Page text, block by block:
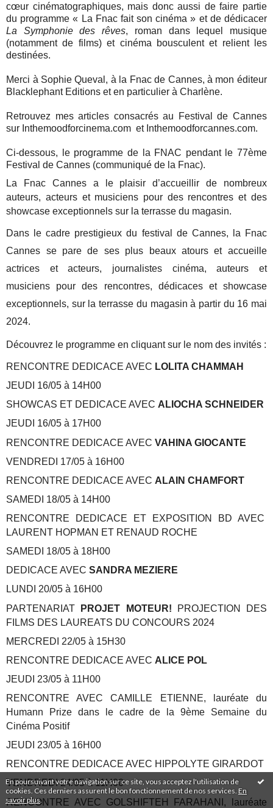
En poursuivant votre navigation sur ce site, vous acceptez l'utilisation de
cookies. Ces derniers assurent le bon fonctionnement de nos services. En
savoir plus.
cœur cinématographiques, mais donc aussi de faire partie
du programme « La Fnac fait son cinéma » et de dédicacer
La Symphonie des rêves, roman dans lequel musique
(notamment de films) et cinéma bousculent et relient les
destinées.
Merci à Sophie Queval, à la Fnac de Cannes, à mon éditeur
Blacklephant Editions et en particulier à Charlène.
Retrouvez mes articles consacrés au Festival de Cannes
sur Inthemoodforcinema.com et Inthemoodforcannes.com.
Ci-dessous, le programme de la FNAC pendant le 77ème
Festival de Cannes (communiqué de la Fnac).
La Fnac Cannes a le plaisir d’accueillir de nombreux
auteurs, acteurs et musiciens pour des rencontres et des
showcase exceptionnels sur la terrasse du magasin.
Dans le cadre prestigieux du festival de Cannes, la Fnac
Cannes se pare de ses plus beaux atours et accueille
actrices et acteurs, journalistes cinéma, auteurs et
musiciens pour des rencontres, dédicaces et showcase
exceptionnels, sur la terrasse du magasin à partir du 16 mai
2024.
Découvrez le programme en cliquant sur le nom des invités :
RENCONTRE DEDICACE AVEC LOLITA CHAMMAH
JEUDI 16/05 à 14H00
SHOWCAS ET DEDICACE AVEC ALIOCHA SCHNEIDER
JEUDI 16/05 à 17H00
RENCONTRE DEDICACE AVECVAHINA GIOCANTE
VENDREDI 17/05 à 16H00
RENCONTRE DEDICACE AVEC ALAIN CHAMFORT
SAMEDI 18/05 à 14H00
RENCONTRE DEDICACE ET EXPOSITION BD AVEC
LAURENT HOPMAN ET RENAUD ROCHE
SAMEDI 18/05 à 18H00
DEDICACE AVECSANDRA MEZIERE
LUNDI 20/05 à 16H00
PARTENARIAT
PROJET MOTEUR! PROJECTION DES
FILMS DES LAUREATS DU CONCOURS 2024
MERCREDI 22/05 à 15H30
RENCONTRE DEDICACE AVEC ALICE POL
JEUDI 23/05 à 11H00
RENCONTRE AVEC CAMILLE ETIENNE, lauréate du
Humann Prize dans le cadre de la 9ème Semaine du
Cinéma Positif
JEUDI 23/05 à 16H00
RENCONTRE DEDICACE AVEC HIPPOLYTE GIRARDOT
VENDREDI 24/05 à 11H00
RENCONTRE AVEC GOLSHIFTEH FARAHANI, lauréate